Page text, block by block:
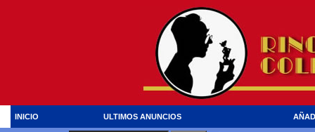
INICIO ULTIMOS ANUNCIOS